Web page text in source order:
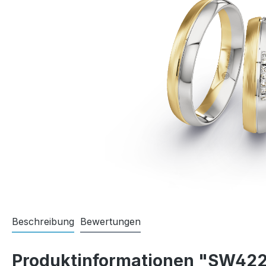
Beschreibung Bewertungen
Produktinformationen